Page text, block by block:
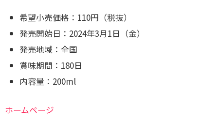
希望小売価格：110円（税抜）
発売開始日：2024年3月1日（金）
発売地域：全国
賞味期間：180日
内容量：200ml
ホームページ